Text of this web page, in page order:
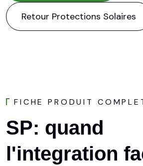
Retour Protections Solaires
FICHE P R O DUI T CO MPLE
SP: quand
l'integration